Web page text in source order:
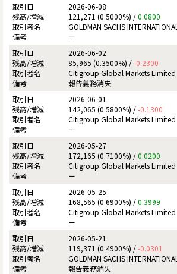
2026-06-08
121,271 (0.5000%) /0.0800
GOLDMAN SACHS INTERNATIONAL
ー
2026-06-02
85,965 (0.3500%) /-0.2300
Citigroup Global Markets Limited
報告義務消失
2026-06-01
142,065 (0.5800%) /-0.1300
Citigroup Global Markets Limited
ー
2026-05-27
172,165 (0.7100%) /0.0200
Citigroup Global Markets Limited
ー
2026-05-25
168,565 (0.6900%) /0.3999
Citigroup Global Markets Limited
ー
2026-05-21
119,371 (0.4900%) /-0.0301
GOLDMAN SACHS INTERNATIONAL
報告義務消失